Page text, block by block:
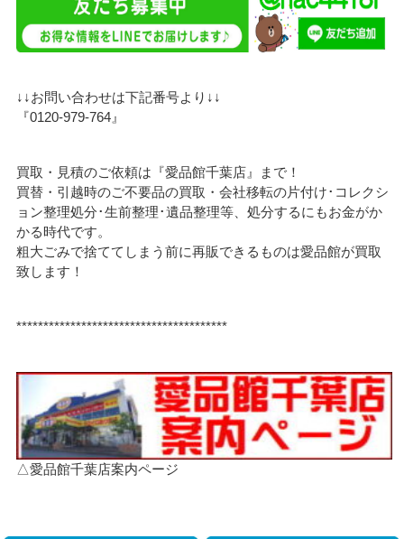
↓↓お問い合わせは下記番号より↓↓
『0120-979-764』
買取・見積のご依頼は『愛品館千葉店』まで！
買替・引越時のご不要品の買取・会社移転の片付け･コレクシ
ョン整理処分･生前整理･遺品整理等、処分するにもお金がか
かる時代です。
粗大ごみで捨ててしまう前に再販できるものは愛品館が買取
致します！
***************************************
△愛品館千葉店案内ページ